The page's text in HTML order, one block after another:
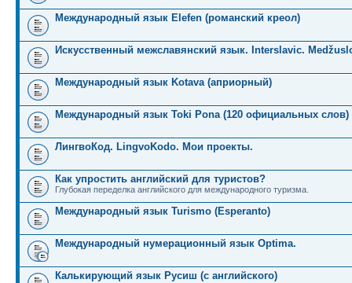
Международный язык Elefen (романский креол)
Искусственный межславянский язык. Interslavic.
Международный язык Kotava (априорный)
Международный язык Toki Pona (120 официальных слов)
ЛингвоКод. LingvoKodo. Мои проекты.
Как упростить английский для туристов?
Глубокая переделка английского для международного туризма.
Международный язык Turismo (Esperanto)
Международный нумерационный язык Optima.
Калькирующий язык Русиш (с английского)